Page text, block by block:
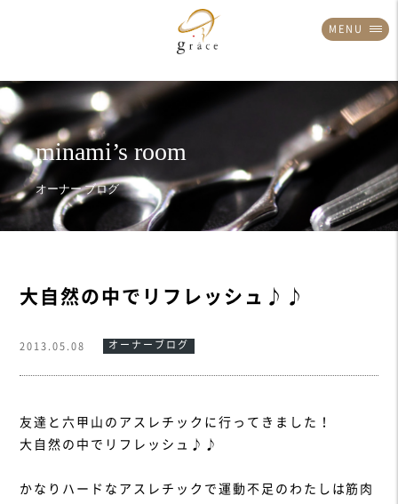
MENU
大自然の中でリフレッシュ♪♪
2013.05.08 オーナーブログ
友達と六甲山のアスレチックに行ってきました！
大自然の中でリフレッシュ♪♪
かなりハードなアスレチックで運動不足のわたしは筋肉